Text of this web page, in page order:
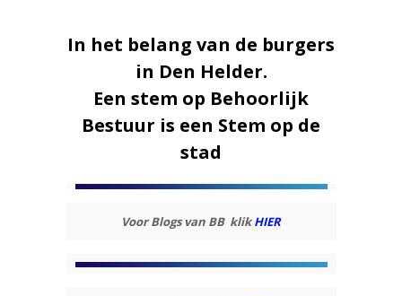
In het belang van de burgers
in Den Helder.
Een stem op Behoorlijk
Bestuur is een Stem op de
stad
Voor Blogs van BB klikHIER